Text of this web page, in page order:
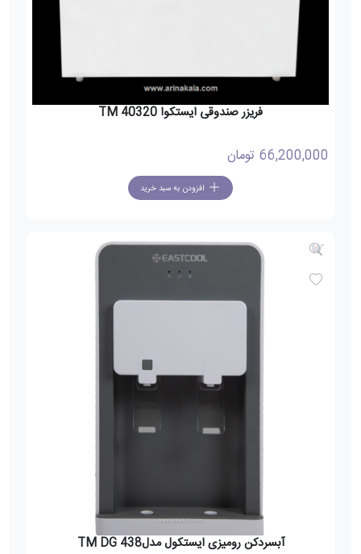
فریزر صندوقی ایستکوا TM 40320
66,200,000 تومان
افزودن به سبد خرید
آبسردکن رومیزی ایستکول مدل438 TM DG